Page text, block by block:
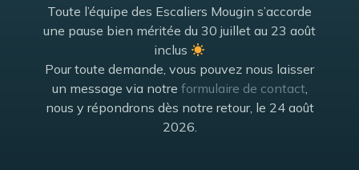
Hêtre
Frêne blanc
Toute l’équipe des Escaliers Mougin s’accorde
une pause bien méritée du 30 juillet au 23 août
inclus
Pour toute demande, vous pouvez nous laisser
un message via notre formulaire de contact,
nous y répondrons dès notre retour, le 24 août
2026.